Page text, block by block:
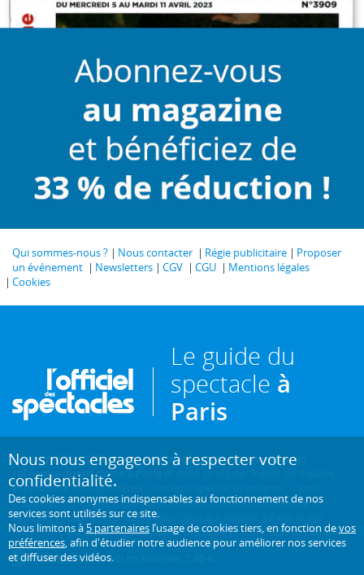
Qui sommes-nous ? Nous contacter Régie publicitaire
Proposer
un événement
Newsletters CGV CGU
Mentions légales
Cookies
Le guide du
spectacle à
Paris
Créé en 1946, L'Officiel des spectacles estl'hebdomadaire de
référence du spectacle à Paris
et dans sa région. Pièces de théâtre,
expositions, sorties cinéma, concerts, spectacles enfants... : vous
trouverez sur ce site toute l'actualité des sorties culturelles de la
capitale, et bien plus encore ! Pour ceux qui sortent à Paris et ses
environs, c'est aussi le guide papier pratique, précis, fiable et complet.
Chaque mercredi en kiosque. 2,40 €.
Nous nous engageons à respecter votre
confidentialité.
Des cookies anonymes indispensables au fonctionnement de nos
services sont utilisés sur ce site.
Nous limitons à5 partenaires l’usage de cookies tiers, en fonction devos
préférences, afin d'étudier notre audience pour améliorer nos services
et diffuser des vidéos.